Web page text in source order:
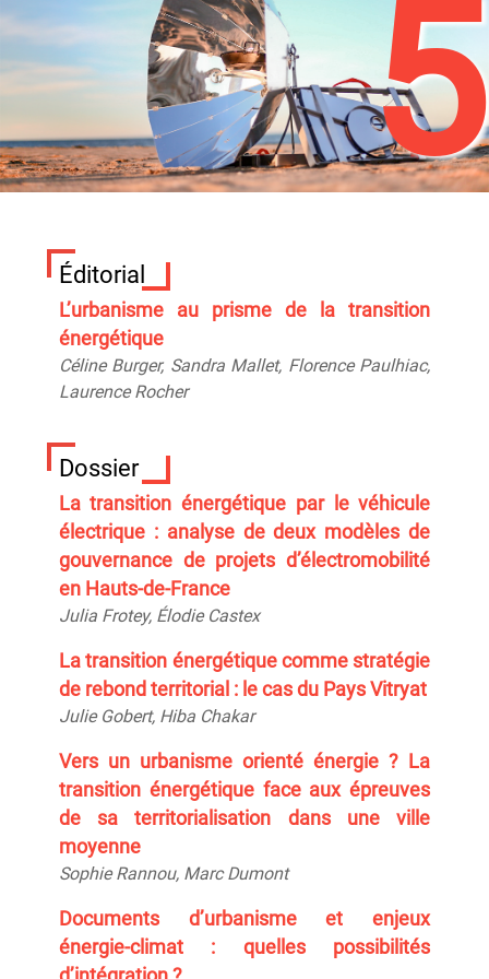
5
Éditorial
L’urbanisme au prisme de la transition
énergétique
Céline Burger, Sandra Mallet, Florence Paulhiac,
LaurenceRocher
Dossier
La transition énergétique par le véhicule
électrique : analyse de deux modèles de
gouvernance de projets d’électromobilité
en Hauts-de-France
Julia Frotey, Élodie Castex
La transition énergétique comme stratégie
de rebond territorial : le cas du Pays Vitryat
Julie Gobert, Hiba Chakar
Vers un urbanisme orienté énergie ? La
transition énergétique face aux épreuves
de sa territorialisation dans une ville
moyenne
SophieRannou, MarcDumont
Documents d’urbanisme et enjeux
énergie-climat : quelles possibilités